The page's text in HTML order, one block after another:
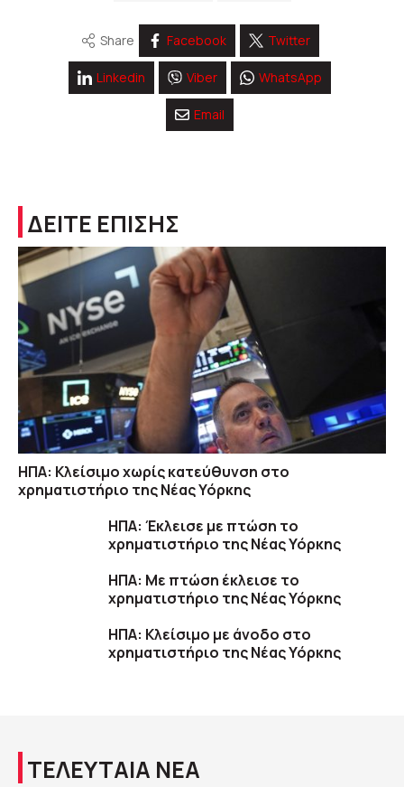
Share Facebook Twitter
Linkedin Viber WhatsApp
Email
ΔΕΙΤΕ ΕΠΙΣΗΣ
ΗΠΑ: Κλείσιμο χωρίς κατεύθυνση στο
χρηματιστήριο της Νέας Υόρκης
ΗΠΑ: Έκλεισε με πτώση το
χρηματιστήριο της Νέας Υόρκης
ΗΠΑ: Με πτώση έκλεισε το
χρηματιστήριο της Νέας Υόρκης
ΗΠΑ: Κλείσιμο με άνοδο στο
χρηματιστήριο της Νέας Υόρκης
ΤΕΛΕΥΤΑΙΑ ΝΕΑ